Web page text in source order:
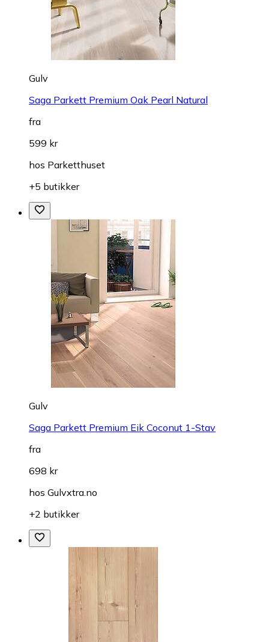
Gulv
Saga Parkett Premium Oak Pearl Natural
fra
599 kr
hos Parketthuset
+5 butikker
Gulv
Saga Parkett Premium Eik Coconut 1-Stav
fra
698 kr
hos Gulvxtra.no
+2 butikker